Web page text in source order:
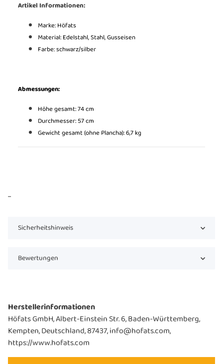
Artikel Informationen:
Marke: Höfats
Material: Edelstahl, Stahl, Gusseisen
Farbe: schwarz/silber
Abmessungen:
Höhe gesamt: 74 cm
Durchmesser: 57 cm
Gewicht gesamt (ohne Plancha): 6,7 kg
...
Sicherheitshinweis
Bewertungen
Herstellerinformationen
Höfats GmbH, Albert-Einstein Str. 6, Baden-Württemberg,
Kempten, Deutschland, 87437, info@hofats.com,
https://www.hofats.com